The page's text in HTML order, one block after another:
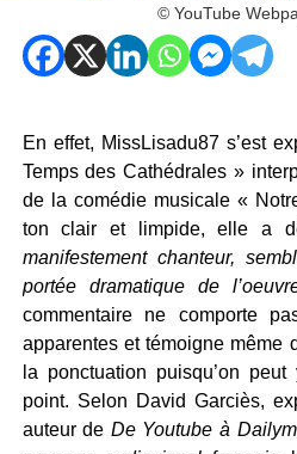
© YouTube
En effet, MissLisadu87 s’est
Temps des Cathédrales »
de la comédie musicale «
ton clair et limpide, elle a
manifestement chanteur,
portée dramatique de
commentaire ne comporte
apparentes et témoigne même
la ponctuation puisqu’on
point. Selon David Garciès,
auteur de De Youtube à